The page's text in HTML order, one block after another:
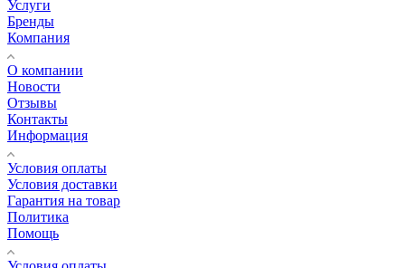
Услуги
Бренды
Компания
О компании
Новости
Отзывы
Контакты
Информация
Условия оплаты
Условия доставки
Гарантия на товар
Политика
Помощь